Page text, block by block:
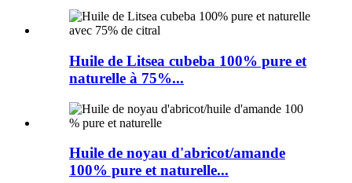
Huile de Litsea cubeba 100% pure et
naturelle à 75%...
Huile de noyau d'abricot/amande
100% pure et naturelle...